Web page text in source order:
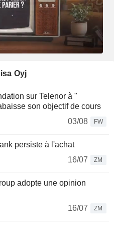
Oyj
sur Telenor à "
son objectif de cours
03/08
FW
persiste à l'achat
16/07
ZM
adopte une opinion
16/07
ZM